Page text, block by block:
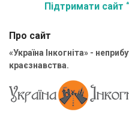
Підтримати сайт
Про сайт
«Україна Інкогніта» -
краєзнавства.